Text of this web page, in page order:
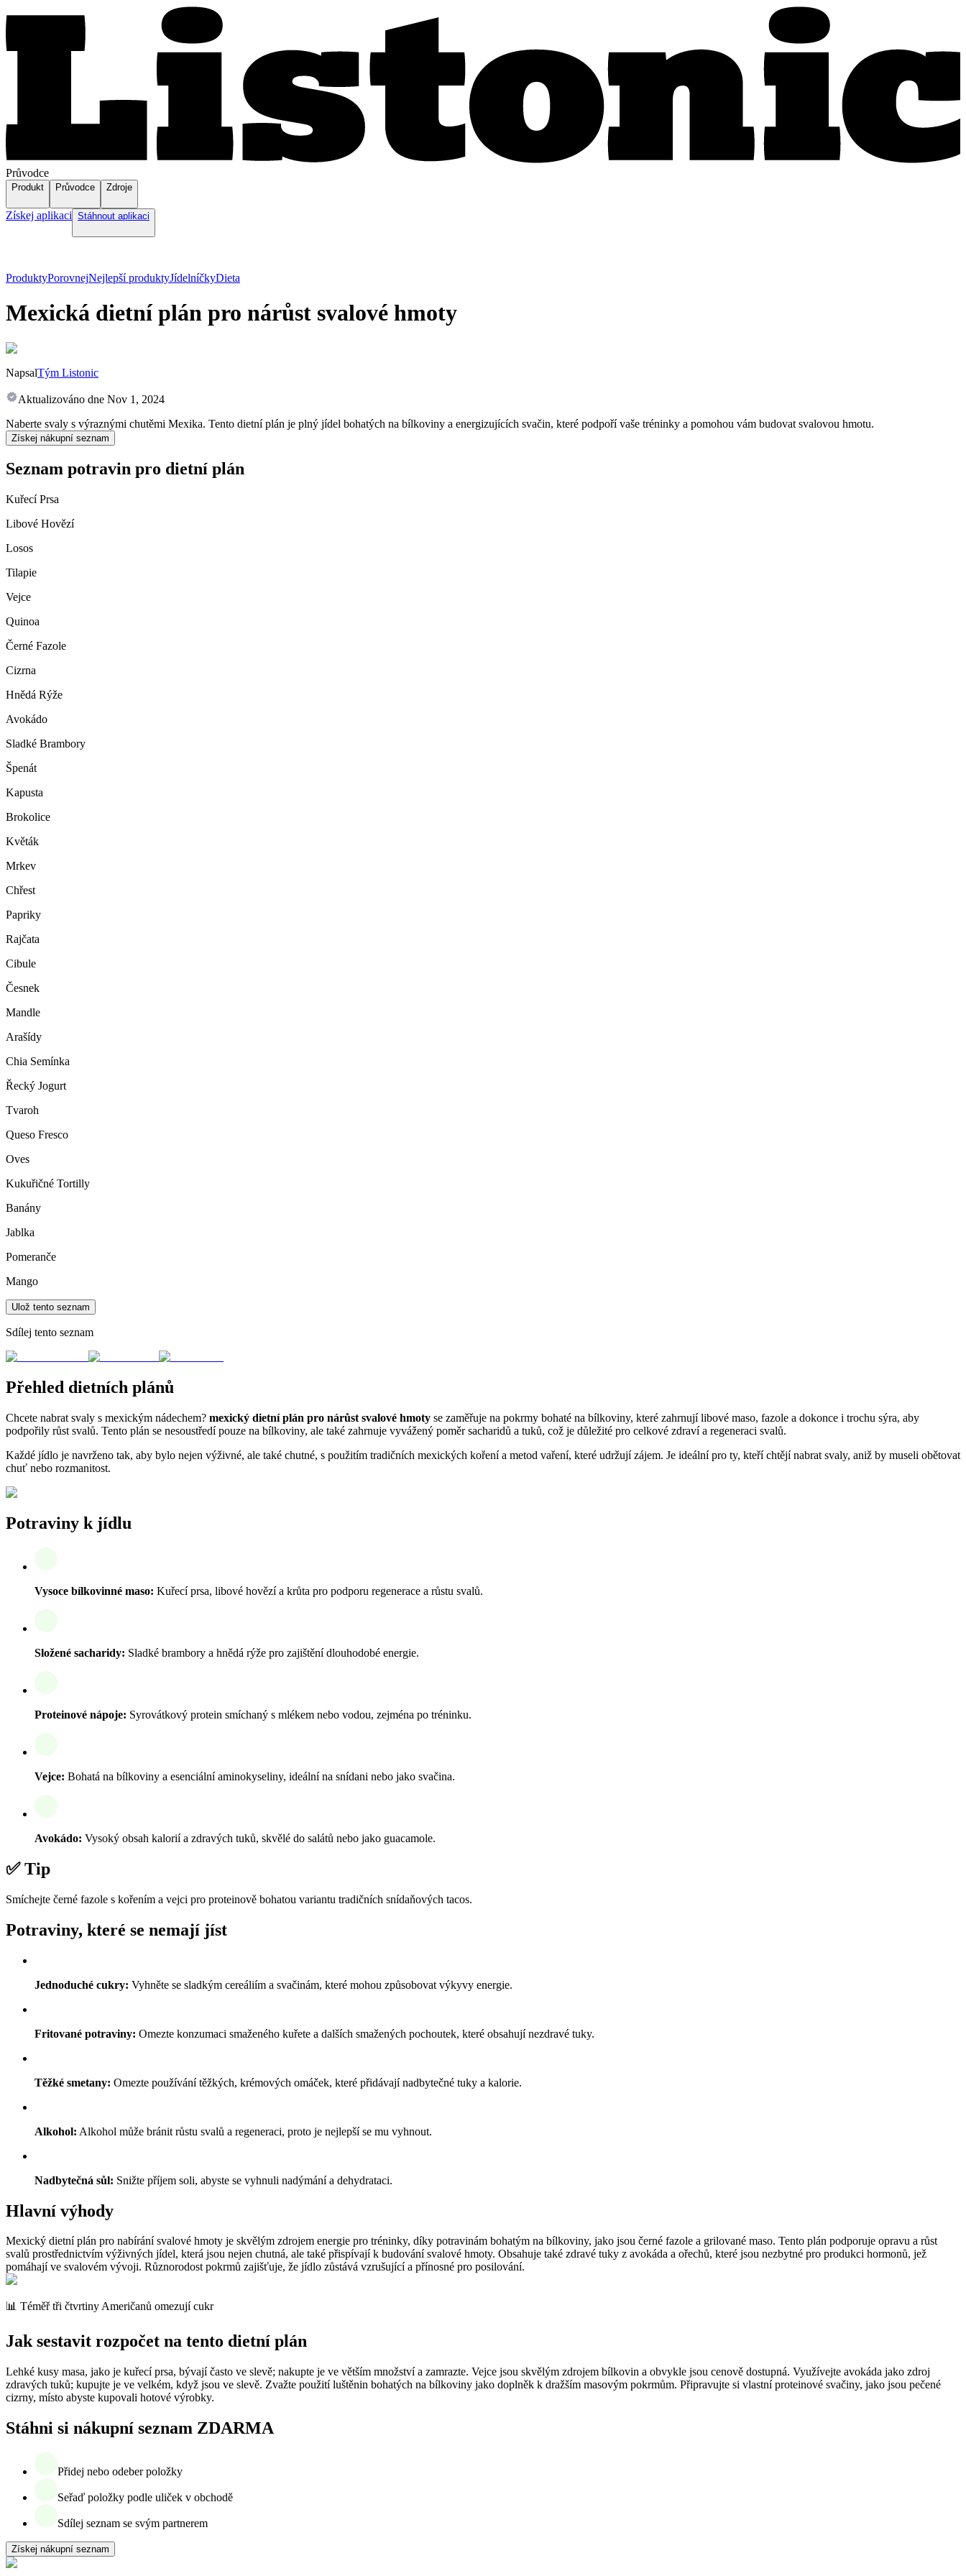
Průvodce
Produkt Průvodce Zdroje
Získej aplikaci Stáhnout aplikaci
ProduktyPorovnejNejlepší produktyJídelníčkyDieta
Mexická dietní plán pro nárůst svalové hmoty
NapsalTým Listonic
Aktualizováno dne Nov 1, 2024
Naberte svaly s výraznými chutěmi Mexika. Tento dietní plán je plný jídel bohatých na bílkoviny a energizujících svačin, které podpoří vaše tréninky a pomohou vám budovat svalovou hmotu.
Získej nákupní seznam
Seznam potravin pro dietní plán
Kuřecí Prsa
Libové Hovězí
Losos
Tilapie
Vejce
Quinoa
Černé Fazole
Cizrna
Hnědá Rýže
Avokádo
Sladké Brambory
Špenát
Kapusta
Brokolice
Květák
Mrkev
Chřest
Papriky
Rajčata
Cibule
Česnek
Mandle
Arašídy
Chia Semínka
Řecký Jogurt
Tvaroh
Queso Fresco
Oves
Kukuřičné Tortilly
Banány
Jablka
Pomeranče
Mango
Ulož tento seznam
Sdílej tento seznam
Přehled dietních plánů
Chcete nabrat svaly s mexickým nádechem? mexický dietní plán pro nárůst svalové hmoty se zaměřuje na pokrmy bohaté na bílkoviny, které zahrnují libové maso, fazole a dokonce i trochu sýra, aby
podpořily růst svalů. Tento plán se nesoustředí pouze na bílkoviny, ale také zahrnuje vyvážený poměr sacharidů a tuků, což je důležité pro celkové zdraví a regeneraci svalů.
Každé jídlo je navrženo tak, aby bylo nejen výživné, ale také chutné, s použitím tradičních mexických koření a metod vaření, které udržují zájem. Je ideální pro ty, kteří chtějí nabrat svaly, aniž by museli obětovat
chuť nebo rozmanitost.
Potraviny k jídlu
Vysoce bílkovinné maso: Kuřecí prsa, libové hovězí a krůta pro podporu regenerace a růstu svalů.
Složené sacharidy: Sladké brambory a hnědá rýže pro zajištění dlouhodobé energie.
Proteinové nápoje: Syrovátkový protein smíchaný s mlékem nebo vodou, zejména po tréninku.
Vejce: Bohatá na bílkoviny a esenciální aminokyseliny, ideální na snídani nebo jako svačina.
Avokádo: Vysoký obsah kalorií a zdravých tuků, skvělé do salátů nebo jako guacamole.
✅ Tip
Smíchejte černé fazole s kořením a vejci pro proteinově bohatou variantu tradičních snídaňových tacos.
Potraviny, které se nemají jíst
Jednoduché cukry: Vyhněte se sladkým cereáliím a svačinám, které mohou způsobovat výkyvy energie.
Fritované potraviny: Omezte konzumaci smaženého kuřete a dalších smažených pochoutek, které obsahují nezdravé tuky.
Těžké smetany: Omezte používání těžkých, krémových omáček, které přidávají nadbytečné tuky a kalorie.
Alkohol: Alkohol může bránit růstu svalů a regeneraci, proto je nejlepší se mu vyhnout.
Nadbytečná sůl: Snižte příjem soli, abyste se vyhnuli nadýmání a dehydrataci.
Hlavní výhody
Mexický dietní plán pro nabírání svalové hmoty je skvělým zdrojem energie pro tréninky, díky potravinám bohatým na bílkoviny, jako jsou černé fazole a grilované maso. Tento plán podporuje opravu a růst
svalů prostřednictvím výživných jídel, která jsou nejen chutná, ale také přispívají k budování svalové hmoty. Obsahuje také zdravé tuky z avokáda a ořechů, které jsou nezbytné pro produkci hormonů, jež
pomáhají ve svalovém vývoji. Různorodost pokrmů zajišťuje, že jídlo zůstává vzrušující a přínosné pro posilování.
📊 Téměř tři čtvrtiny Američanů omezují cukr
Jak sestavit rozpočet na tento dietní plán
Lehké kusy masa, jako je kuřecí prsa, bývají často ve slevě; nakupte je ve větším množství a zamrazte. Vejce jsou skvělým zdrojem bílkovin a obvykle jsou cenově dostupná. Využívejte avokáda jako zdroj
zdravých tuků; kupujte je ve velkém, když jsou ve slevě. Zvažte použití luštěnin bohatých na bílkoviny jako doplněk k dražším masovým pokrmům. Připravujte si vlastní proteinové svačiny, jako jsou pečené
cizrny, místo abyste kupovali hotové výrobky.
Stáhni si nákupní seznam ZDARMA
Přidej nebo odeber položky
Seřaď položky podle uliček v obchodě
Sdílej seznam se svým partnerem
Získej nákupní seznam